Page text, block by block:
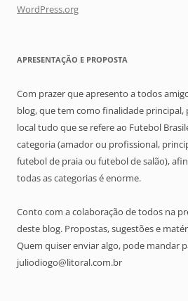
WordPress.org
APRESENTAÇÃO E PROPOSTA
Com prazer que apresento a todos
blog, que tem como finalidade principal,
local tudo que se refere ao Futebol
categoria (amador ou profissional,
futebol de praia ou futebol de salão),
todas as categorias é enorme.
Conto com a colaboração de todos na
deste blog. Propostas, sugestões e
Quem quiser enviar algo, pode mandar
juliodiogo@litoral.com.br